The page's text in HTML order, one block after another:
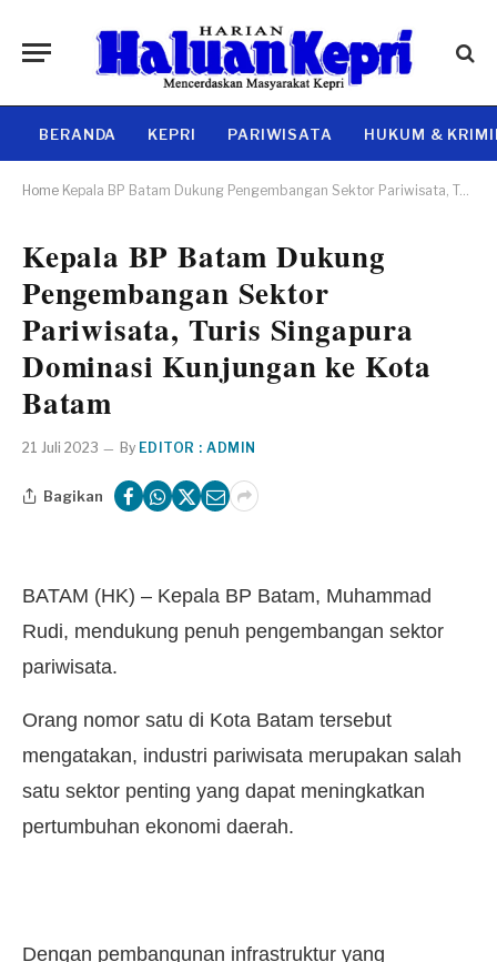
BERANDA KEPRI PARIWISATA HUKUM &
Home Kepala BP Batam Dukung Pengembangan Sektor Pariwisata, Turis Singapura Dominasi Kunjungan ke Kota Batam
Kepala BP Batam Dukung
Pengembangan Sektor
Pariwisata, Turis Singapura
Dominasi Kunjungan ke Kota
Batam
21 Juli 2023 By EDITOR : ADMIN
Bagikan
BATAM (HK) – Kepala BP Batam, Muhammad
Rudi, mendukung penuh pengembangan sektor
pariwisata.
Orang nomor satu di Kota Batam tersebut
mengatakan, industri pariwisata merupakan salah
satu sektor penting yang dapat meningkatkan
pertumbuhan ekonomi daerah.
Dengan pembangunan infrastruktur yang